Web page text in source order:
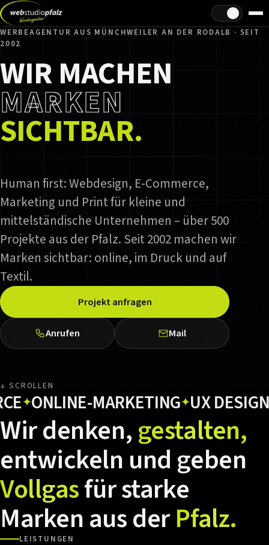
Hell/Dunkel
WERBEAGENTUR AUS MÜNCHWEILER AN DER RODALB · SEIT
2002
WIR MACHEN
MARKEN
SICHTBAR.
Human first: Webdesign, E-Commerce,
Marketing und Print für kleine und
mittelständische Unternehmen – über 500
Projekte aus der Pfalz. Seit 2002 machen wir
Marken sichtbar: online, im Druck und auf
Textil.
Projekt anfragen
Anrufen Mail
↓ SCROLLEN
ONLINE-MARKETING✦ UX DESIGN✦
Wirdenken,gestalten,
entwickeln und geben
Vollgasfürstarke
MarkenausderPfalz.
LEISTUNGEN